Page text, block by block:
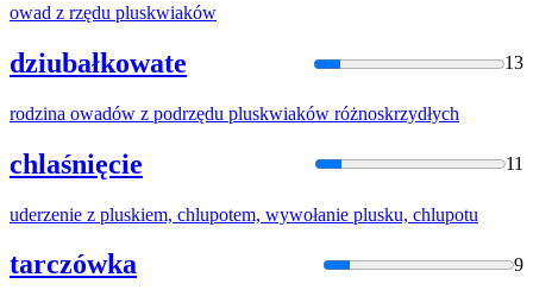
owad z rzędu pluskwiaków
dziubałkowate 13
rodzina owadów z podrzędu pluskwiaków różnoskrzydłych
chlaśnięcie 11
uderzenie z pluskiem, chlupotem, wywołanie plusku, chlupotu
tarczówka 9